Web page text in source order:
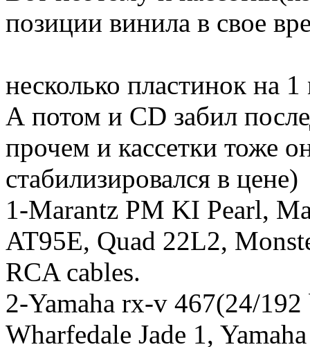
позиции винила в свое
несколько пластинок на
А потом и CD забил
прочем и кассетки тоже
стабилизировался в цене)
1-Marantz PM KI Pearl,
AT95E, Quad 22L2,
RCA cables.
2-Yamaha rx-v 467(24/
Wharfedale Jade 1,